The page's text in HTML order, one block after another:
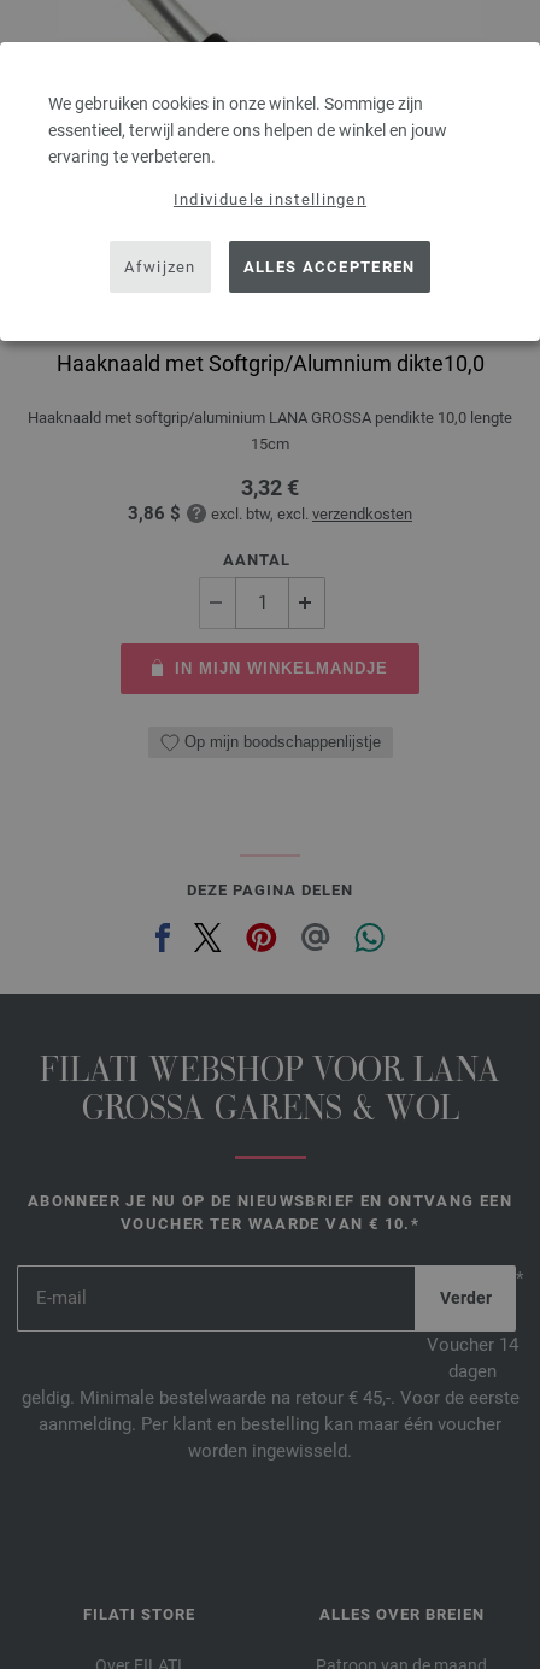
We gebruiken cookies in onze winkel. Sommige zijn
essentieel, terwijl andere ons helpen de winkel en jouw
ervaring te verbeteren.
Individuele instellingen
Afwijzen ALLES ACCEPTEREN
Haaknaald met Softgrip/Alumnium dikte10,0
Haaknaald met softgrip/aluminium LANA GROSSA pendikte 10,0 lengte
15cm
3,32 €
3,86 $ excl. btw, excl. verzendkosten
AANTAL
IN MIJN WINKELMANDJE
Op mijn boodschappenlijstje
DEZE PAGINA DELEN
FILATI WEBSHOP VOOR LANA
GROSSA GARENS & WOL
ABONNEER JE NU OP DE NIEUWSBRIEF EN ONTVANG EEN
VOUCHER TER WAARDE VAN € 10.*
*
Voucher 14
dagen
geldig. Minimale bestelwaarde na retour € 45,-. Voor de eerste
aanmelding. Per klant en bestelling kan maar één voucher
worden ingewisseld.
FILATI STORE
Over FILATI
ALLES OVER BREIEN
Patroon van de maand